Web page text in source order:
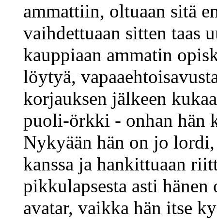
ammattiin, oltuaan sitä
vaihdettuaan sitten taas
kauppiaan ammatin
löytyä,
korjauksen jälkeen
puoli-örkki - onhan hän
Nykyään hän on jo
kanssa ja hankittuaan
pikkulapsesta asti
avatar, vaikka hän itse